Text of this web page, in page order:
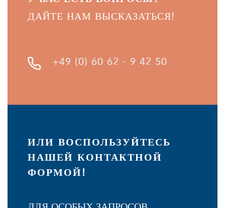
ДАЙТЕ НАМ ВЫСКАЗАТЬСЯ!
+49 (0) 60 62 - 9 42 50
ИЛИ ВОСПОЛЬЗУЙТЕСЬ
НАШЕЙ КОНТАКТНОЙ
ФОРМОЙ!